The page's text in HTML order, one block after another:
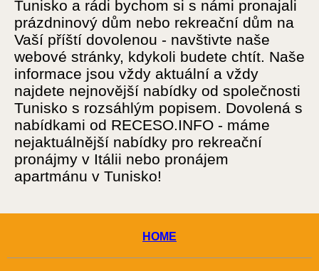
Tunisko a rádi bychom si s námi pronajali
prázdninový dům nebo rekreační dům na
Vaší příští dovolenou - navštivte naše
webové stránky, kdykoli budete chtít. Naše
informace jsou vždy aktuální a vždy
najdete nejnovější nabídky od společnosti
Tunisko s rozsáhlým popisem. Dovolená s
nabídkami od RECESO.INFO - máme
nejaktuálnější nabídky pro rekreační
pronájmy v Itálii nebo pronájem
apartmánu v Tunisko!
HOME